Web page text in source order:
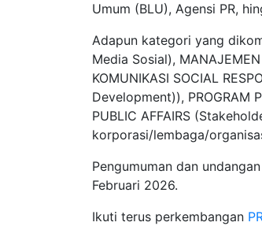
Umum (BLU), Agensi PR,
Adapun kategori yang
Media Sosial),
KOMUNIKASI SOCIAL
Development)), PROGRAM
PUBLIC AFFAIRS
korporasi/lembaga/
Pengumuman dan
Februari 2026.
Ikuti terus perkembangan